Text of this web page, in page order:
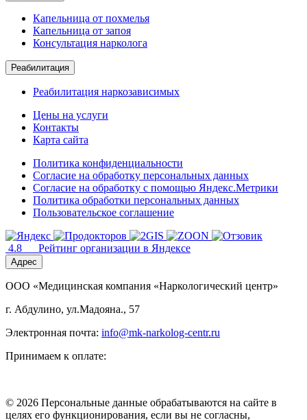
Капельница от похмелья
Капельница от запоя
Консультация нарколога
Реабилитация
Реабилитация наркозависимых
Цены на услуги
Контакты
Карта сайта
Политика конфиденциальности
Согласие на обработку персональных данных
Согласие на обработку с помощью Яндекс.Метрики
Политика обработки персональных данных
Пользовательское соглашение
4.8 Рейтинг организации в Яндексе
Адрес
ООО «Медицинская компания «Наркологический центр»
г. Абдулино, ул.Мадояна., 57
Электронная почта: info@mk-narkolog-centr.ru
Принимаем к оплате:
© 2026 Персональные данные обрабатываются на сайте в
целях его функционирования, если вы не согласны,